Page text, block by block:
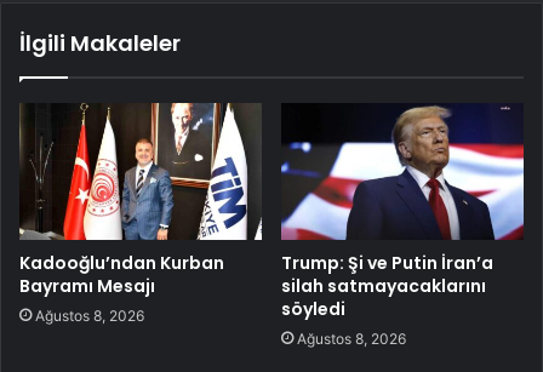
İlgili Makaleler
Kadooğlu’ndan Kurban
Bayramı Mesajı
Ağustos 8, 2026
Trump: Şi ve Putin İran’a
silah satmayacaklarını
söyledi
Ağustos 8, 2026